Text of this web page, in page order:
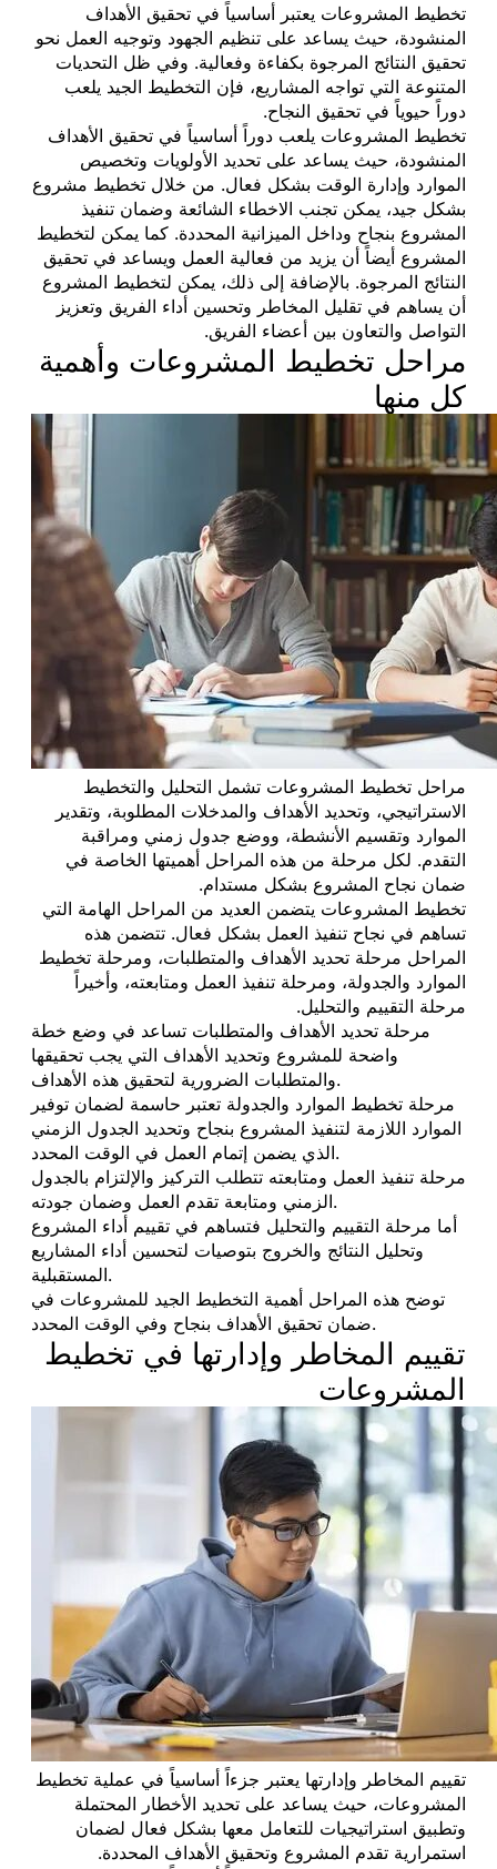
تخطيط المشروعات يعتبر أساسياً في تحقيق الأهداف
المنشودة، حيث يساعد على تنظيم الجهود وتوجيه العمل نحو
تحقيق النتائج المرجوة بكفاءة وفعالية. وفي ظل التحديات
المتنوعة التي تواجه المشاريع، فإن التخطيط الجيد يلعب
دوراً حيوياً في تحقيق النجاح.
تخطيط المشروعات يلعب دوراً أساسياً في تحقيق الأهداف
المنشودة، حيث يساعد على تحديد الأولويات وتخصيص
الموارد وإدارة الوقت بشكل فعال. من خلال تخطيط مشروع
بشكل جيد، يمكن تجنب الاخطاء الشائعة وضمان تنفيذ
المشروع بنجاح وداخل الميزانية المحددة. كما يمكن لتخطيط
المشروع أيضاً أن يزيد من فعالية العمل ويساعد في تحقيق
النتائج المرجوة. بالإضافة إلى ذلك، يمكن لتخطيط المشروع
أن يساهم في تقليل المخاطر وتحسين أداء الفريق وتعزيز
التواصل والتعاون بين أعضاء الفريق.
مراحل تخطيط المشروعات وأهمية
كل منها
مراحل تخطيط المشروعات تشمل التحليل والتخطيط
الاستراتيجي، وتحديد الأهداف والمدخلات المطلوبة، وتقدير
الموارد وتقسيم الأنشطة، ووضع جدول زمني ومراقبة
التقدم. لكل مرحلة من هذه المراحل أهميتها الخاصة في
ضمان نجاح المشروع بشكل مستدام.
تخطيط المشروعات يتضمن العديد من المراحل الهامة التي
تساهم في نجاح تنفيذ العمل بشكل فعال. تتضمن هذه
المراحل مرحلة تحديد الأهداف والمتطلبات، ومرحلة تخطيط
الموارد والجدولة، ومرحلة تنفيذ العمل ومتابعته، وأخيراً
مرحلة التقييم والتحليل.
مرحلة تحديد الأهداف والمتطلبات تساعد في وضع خطة
واضحة للمشروع وتحديد الأهداف التي يجب تحقيقها
والمتطلبات الضرورية لتحقيق هذه الأهداف.
مرحلة تخطيط الموارد والجدولة تعتبر حاسمة لضمان توفير
الموارد اللازمة لتنفيذ المشروع بنجاح وتحديد الجدول الزمني
الذي يضمن إتمام العمل في الوقت المحدد.
مرحلة تنفيذ العمل ومتابعته تتطلب التركيز والإلتزام بالجدول
الزمني ومتابعة تقدم العمل وضمان جودته.
أما مرحلة التقييم والتحليل فتساهم في تقييم أداء المشروع
وتحليل النتائج والخروج بتوصيات لتحسين أداء المشاريع
المستقبلية.
توضح هذه المراحل أهمية التخطيط الجيد للمشروعات في
ضمان تحقيق الأهداف بنجاح وفي الوقت المحدد.
تقييم المخاطر وإدارتها في تخطيط
المشروعات
تقييم المخاطر وإدارتها يعتبر جزءاً أساسياً في عملية تخطيط
المشروعات، حيث يساعد على تحديد الأخطار المحتملة
وتطبيق استراتيجيات للتعامل معها بشكل فعال لضمان
استمرارية تقدم المشروع وتحقيق الأهداف المحددة.